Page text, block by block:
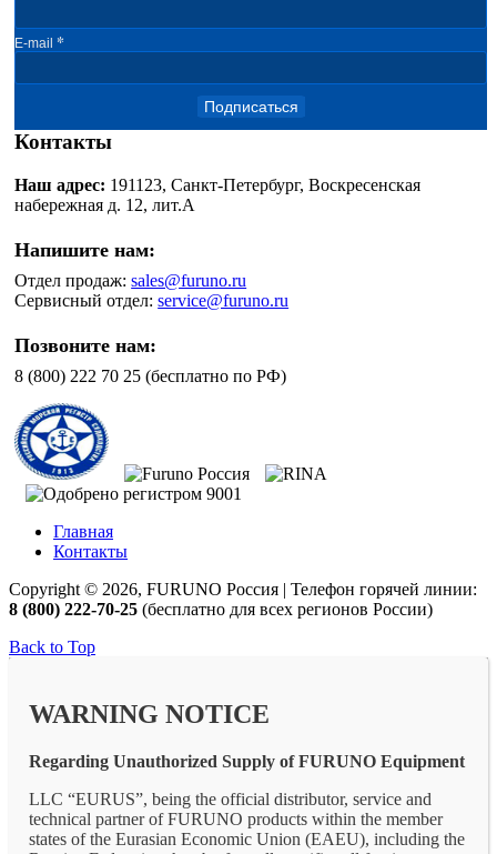
E-mail *
Подписаться
Контакты
Наш адрес: 191123, Санкт-Петербург, Воскресенская
набережная д. 12, лит.А
Напишите нам:
Отдел продаж:sales@furuno.ru
Сервисный отдел:service@furuno.ru
Позвоните нам:
8 (800) 222 70 25 (бесплатно по РФ)
Главная
Контакты
Copyright © 2026, FURUNO Россия | Телефон горячей линии:
8 (800) 222-70-25 (бесплатно для всех регионов России)
Back to Top
WARNING NOTICE
Regarding Unauthorized Supply of FURUNO Equipment
LLC “EURUS”, being the official distributor, service and
technical partner of FURUNO products within the member
states of the Eurasian Economic Union (EAEU), including the